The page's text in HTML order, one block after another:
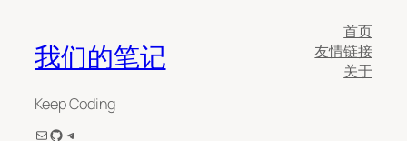
我们的笔记
Keep Coding
电子邮件GitHub Telegram
首页
友情链接
关于